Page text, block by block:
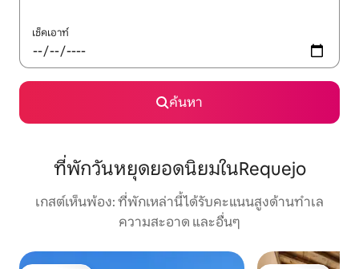
เช็คเอาท์
ค้นหา
ที่พักวันหยุดยอดนิยมในRequejo
เกสต์เห็นพ้อง: ที่พักเหล่านี้ได้รับคะแนนสูงด้านทำเล
ความสะอาด และอื่นๆ